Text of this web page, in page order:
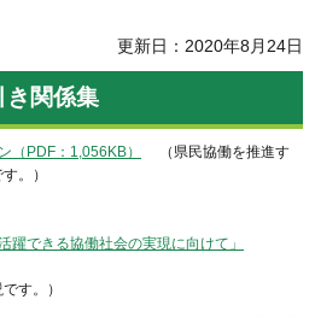
更新日：2020年8月24日
き関係集
（PDF：1,056KB）
（県民協働を推進す
す。）
躍できる協働社会の実現に向けて」
す。）